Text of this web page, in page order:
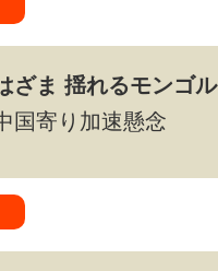
ざま 揺れるモンゴル
国寄り加速懸念